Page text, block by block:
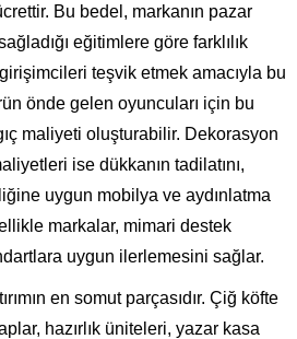
Bu bedel, markanın pazar
eğitimlere göre farklılık
teşvik etmek amacıyla bu
önde gelen oyuncuları için bu
maliyeti oluşturabilir. Dekorasyon
ise dükkanın tadilatını,
uygun mobilya ve aydınlatma
markalar, mimari destek
uygun ilerlemesini sağlar.
en somut parçasıdır. Çiğ köfte
hazırlık üniteleri, yazar kasa